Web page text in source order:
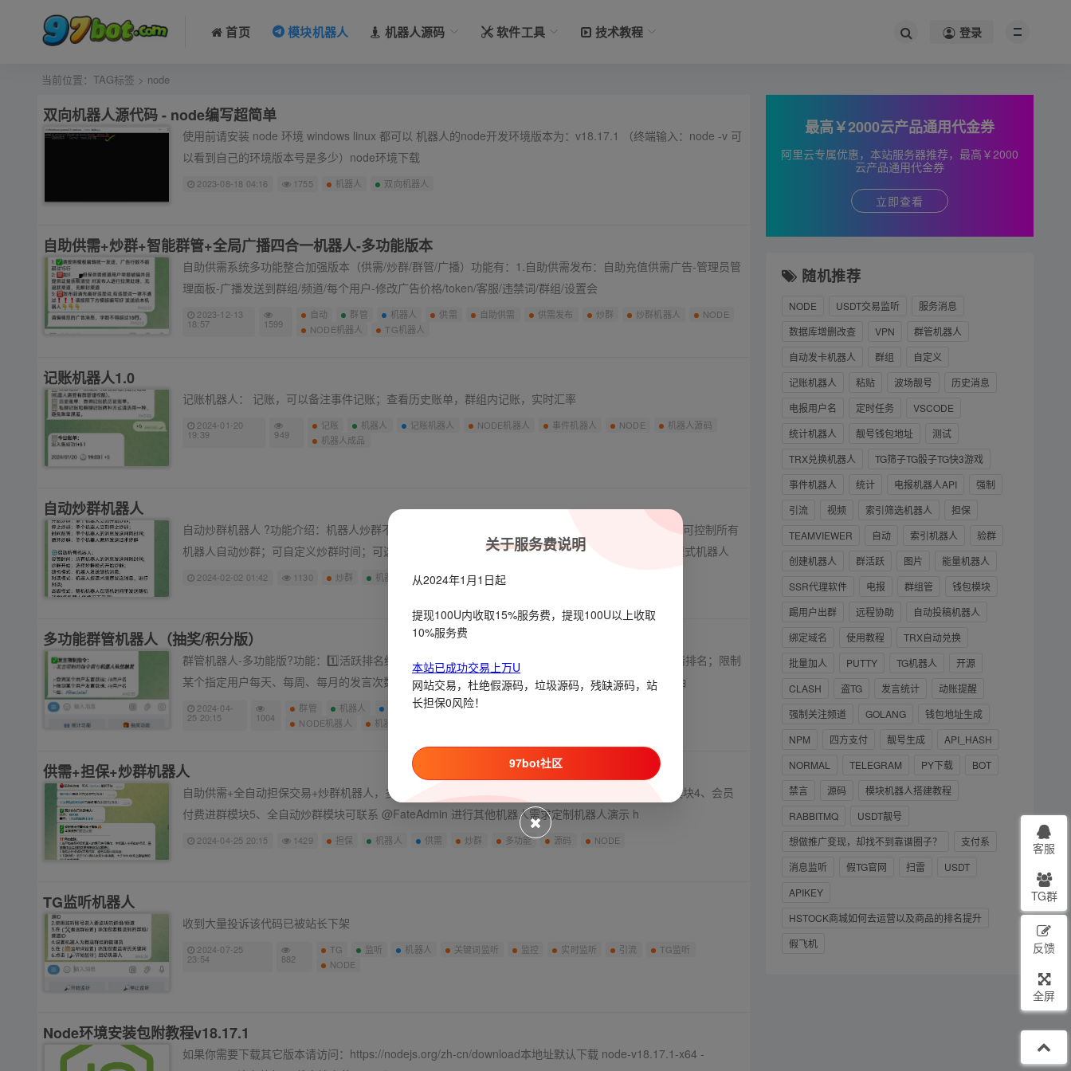
首页 模块机器人 机器人源码 软件工具 技术教程 登录
当前位置： TAG标签 > node
双向机器人源代码 - node编写超简单
使用前请安装 node 环境 windows linux 都可以 机器人的node开发环境版本为：v18.17.1 （终端输入：node -v 可
以看到自己的环境版本号是多少）node环境下载
2023-08-18 04:16 1755 机器人 双向机器人
自助供需+炒群+智能群管+全局广播四合一机器人-多功能版本
自助供需系统多功能整合加强版本（供需/炒群/群管/广播）功能有：1.自助供需发布：自助充值供需广告-管理员管
理面板-广播发送到群组/频道/每个用户-修改广告价格/token/客服/违禁词/群组/设置会
2023-12-13
18:57 1599
自动 群管 机器人 供需 自助供需 供需发布 炒群 炒群机器人
NODE
NODE机器人
TG机器人
记账机器人1.0
记账机器人： 记账，可以备注事件记账；查看历史账单，群组内记账，实时汇率
2024-01-20
19:39 949
记账 机器人 记账机器人 NODE机器人 事件机器人 NODE
机器人源码
机器人成品
自动炒群机器人
自动炒群机器人 ?功能介绍：机器人炒群不封号，规避协议号炒群弊端；可控制单个机器人自动炒群；可控制所有
机器人自动炒群；可自定义炒群时间；可选择多种炒群模式：随机模式、对话模式、高级模式、图文模式机器人
2024-02-02 01:42 1130 炒群 机器人 炒群机器人 NODE机器人
多功能群管机器人（抽奖/积分版）
群管机器人-多功能版?功能：1️⃣活跃排名统计查看群组每日发言排名、周发言排名、月发言排名、邀请排名；限制
某个指定用户每天、每周、每月的发言次数；查看群组用户积分排行榜；2️⃣抽奖功能单个抽奖、多个抽
2024-04-
25 20:15 1004
群管 机器人 积分空投
NODE机器人
机器人源码
供需+担保+炒群机器人
自助供需+全自动担保交易+炒群机器人，多合一版本1、自助供需模块2、自动担保模块3、用户广播模块4、会员
付费进群模块5、全自动炒群模块可联系 @FateAdmin 进行其他机器人需求定制机器人演示 h
2024-04-25 20:15 1429 担保 机器人 供需 炒群 多功能 源码 NODE
TG监听机器人
收到大量投诉该代码已被站长下架
2024-07-25
23:54 882
TG 监听 机器人 关键词监听 监控 实时监听 引流
TG监听
NODE
Node环境安装包附教程v18.17.1
如果你需要下载其它版本请访问：https://nodejs.org/zh-cn/download本地址默认下载 node-v18.17.1-x64 -
最高￥2000云产品通用代金券
阿里云专属优惠，本站服务器推荐，最高￥2000
云产品通用代金券
立即查看
随机推荐
NODE USDT交易监听
服务消息
数据库增删改查
VPN
群管机器人
自动发卡机器人
群组
自定义
记账机器人
粘贴 波场靓号
历史消息
电报用户名
定时任务
VSCODE
统计机器人
靓号钱包地址
测试
TRX兑换机器人
TG筛子TG骰子TG快3游戏
事件机器人
统计 电报机器人API
强制
引流
视频 索引筛选机器人
担保
TEAMVIEWER
自动 索引机器人
验群
创建机器人
群活跃 图片
能量机器人
SSR代理软件
电报 群组管
钱包模块
踢用户出群
远程协助
自动投稿机器人
绑定域名
使用教程
TRX自动兑换
批量加人
PUTTY TG机器人
开源
CLASH
盗TG 发言统计
动账提醒
强制关注频道
GOLANG
钱包地址生成
NPM
四方支付 靓号生成
API_HASH
NORMAL
TELEGRAM PY下载
BOT
禁言
源码
模块机器人搭建教程
RABBITMQ
USDT靓号
想做推广变现，却找不到靠谱圈子？
支付系
消息监听
假TG官网 扫雷
USDT
APIKEY
HSTOCK商城如何去运营以及商品的排名提升
假飞机
客服
TG群
反馈
全屏
关于服务费说明
从2024年1月1日起
提现100U内收取15%服务费，提现100U以上收取
10%服务费
本站已成功交易上万U
网站交易，杜绝假源码，垃圾源码，残缺源码，站
长担保0风险！
97bot社区